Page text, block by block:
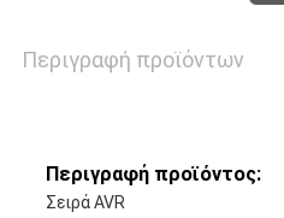
Περιγραφή προϊόντων
Περιγραφή προϊόντος:
Σειρά AVR